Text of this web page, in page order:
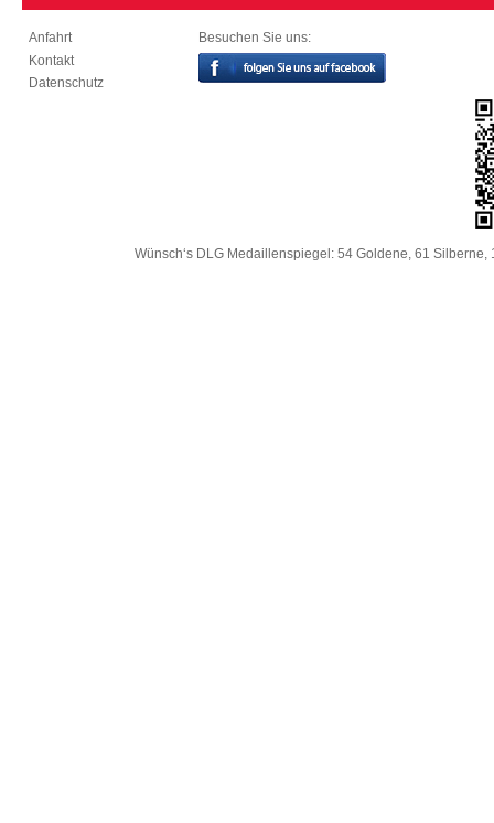
Anfahrt
Kontakt
Datenschutz
Besuchen Sie uns:
Wünsch‘s DLG Medaillenspiegel: 54 Goldene, 61